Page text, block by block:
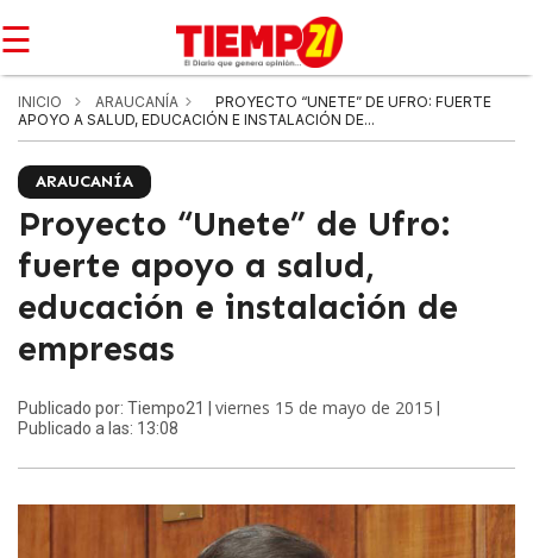
☰
INICIO ARAUCANÍA
PROYECTO “UNETE” DE UFRO: FUERTE
APOYO A SALUD, EDUCACIÓN E INSTALACIÓN DE...
ARAUCANÍA
Proyecto “Unete” de Ufro:
fuerte apoyo a salud,
educación e instalación de
empresas
Publicado por: Tiempo21 | viernes 15 de mayo de 2015
Publicado a las: 13:08